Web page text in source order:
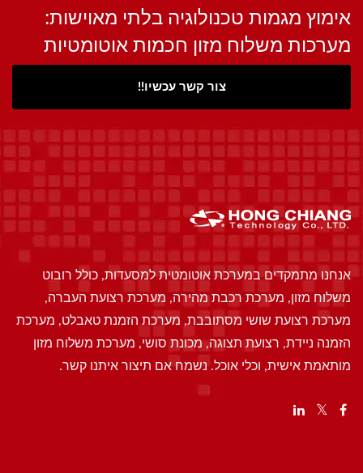
אימוץ מגמות טכנולוגיה בלתי מאוישות:
מערכות משלוח מזון חכמות אוטומטיות
צור קשר עכשיו!!
אנחנו מתמקדים במערכת אוטומטית למסעדות, כולל רובוט
משלוח מזון, מערכת רכבת מהירה, מערכת רצועת העברה,
מערכת רצועת שושי מסתובבת, מערכת הזמנת טאבלט, מערכת
הזמנה ניידת, רצועת תצוגה, מכונת סושי, מערכת משלוח מזון
מותאמת אישית, וכלי אוכל. נשמח אם תיצור איתנו קשר.